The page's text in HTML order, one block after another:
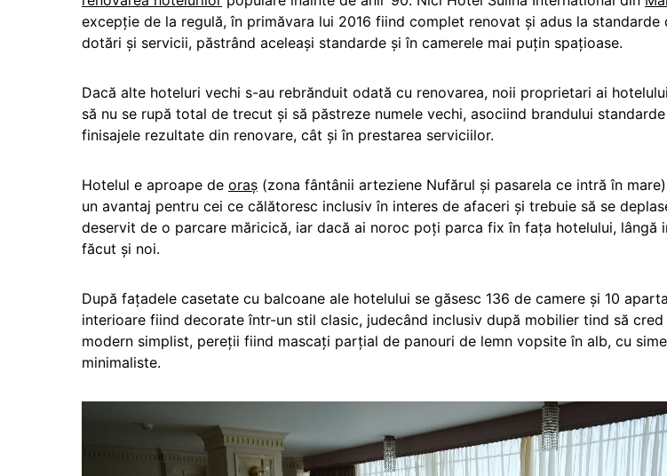
excepție de la regulă, în primăvara lui 2016 fiind complet renovat și adus la standarde
dotări și servicii, păstrând aceleași standarde și în camerele mai puțin spațioase.
Dacă alte hoteluri vechi s-au rebrănduit odată cu renovarea, noii proprietari ai
să nu se rupă total de trecut și să păstreze numele vechi, asociind brandului
finisajele rezultate din renovare, cât și în prestarea serviciilor.
Hotelul e aproape de oraș (zona fântânii arteziene Nufărul și pasarela ce intră în
un avantaj pentru cei ce călătoresc inclusiv în interes de afaceri și trebuie să se
deservit de o parcare măricică, iar dacă ai noroc poți parca fix în fața hotelului, lângă
făcut și noi.
După fațadele casetate cu balcoane ale hotelului se găsesc 136 de camere și 10
interioare fiind decorate într-un stil clasic, judecând inclusiv după mobilier tind să
modern simplist, pereții fiind mascați parțial de panouri de lemn vopsite în alb, cu
minimaliste.